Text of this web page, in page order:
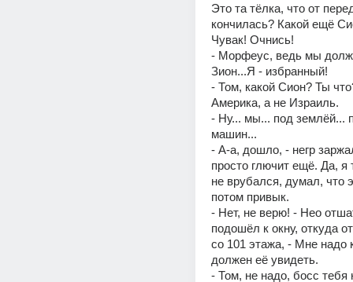
Это та тёлка, что от
кончилась? Какой ещё
Чувак! Очнись!
- Морфеус, ведь мы
Зион...Я - избранный!
- Том, какой Сион? Ты
Америка, а не Израиль.
- Ну... мы... под землёй...
машин...
- А-а, дошло, - негр
просто глючит ещё. Да, я
не врубался, думал, что
потом привык.
- Нет, не верю! - Нео
подошёл к окну, откуда
со 101 этажа, - Мне надо
должен её увидеть.
- Том, не надо, босс тебя